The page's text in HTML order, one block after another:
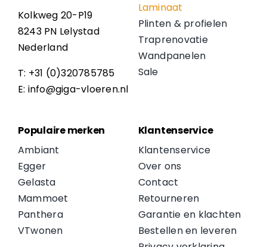
Kolkweg 20-P19
8243 PN Lelystad
Nederland
T: +31 (0)320785785
E: info@giga-vloeren.nl
Laminaat
Plinten & profielen
Traprenovatie
Wandpanelen
Sale
Populaire merken
Ambiant
Egger
Gelasta
Mammoet
Panthera
VTwonen
Klantenservice
Klantenservice
Over ons
Contact
Retourneren
Garantie en klachten
Bestellen en leveren